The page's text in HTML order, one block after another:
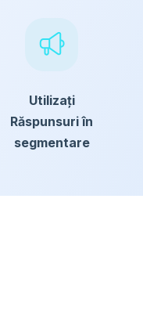
Utilizați
Răspunsuri în
segmentare